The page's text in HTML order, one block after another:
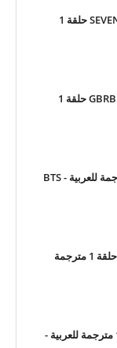
برنامج SEVENTEEN's One Fine Day حلقة 1
برنامج GBRB: Reap What You Sow حلقة 1
الحلقة 1 من بتس في الغابة مترجمة للعربية - BTS
برنامج بارك بوغوم حلاق القرية حلقة 1 مترجمة
برنامج سفنتين في الغابة حلقة 1 مترجمة للعربية -